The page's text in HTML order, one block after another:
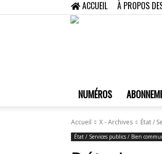
ACCUEIL À PROPOS
NUMÉROS
Accueil X - Archives État /
État / Services publics / Bien